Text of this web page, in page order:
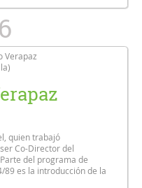
quien trabajó
Co-Director del
del programa de
89 es la introducción de la